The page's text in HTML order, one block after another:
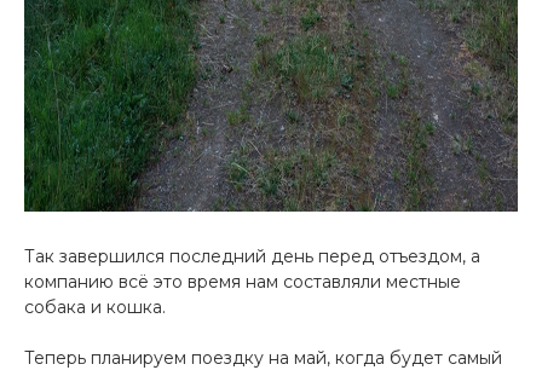
Так завершился последний день перед отъездом, а
компанию всё это время нам составляли местные
собака и кошка.
Теперь планируем поездку на май, когда будет самый